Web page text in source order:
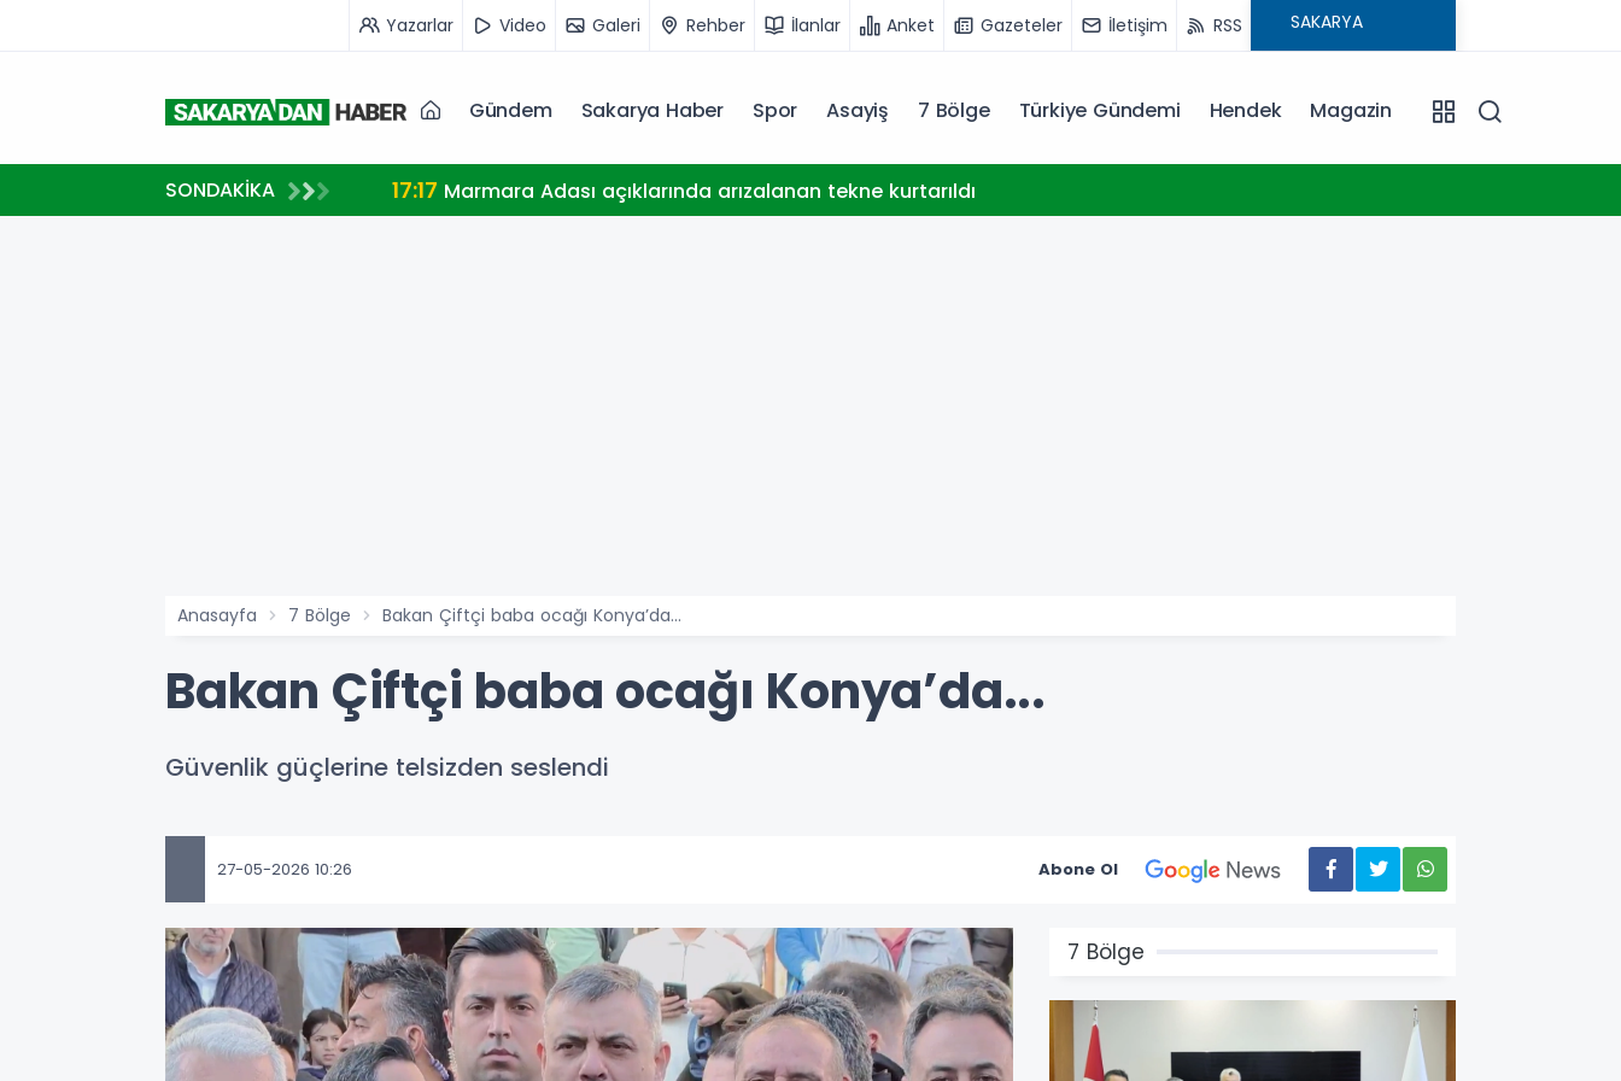
Yazarlar Video Galeri Rehber İlanlar Anket Gazeteler İletişim RSS
Gündem Sakarya Haber Spor Asayiş 7 Bölge Türkiye Gündemi Hendek Magazin
SONDAKİKA 17:17 Marmara Adası açıklarında arızalanan tekne kurtarıldı
Anasayfa 7 Bölge Bakan Çiftçi baba ocağı Konya’da...
Bakan Çiftçi baba ocağı Konya’da...
Güvenlik güçlerine telsizden seslendi
27-05-2026 10:26 Abone Ol
7 Bölge